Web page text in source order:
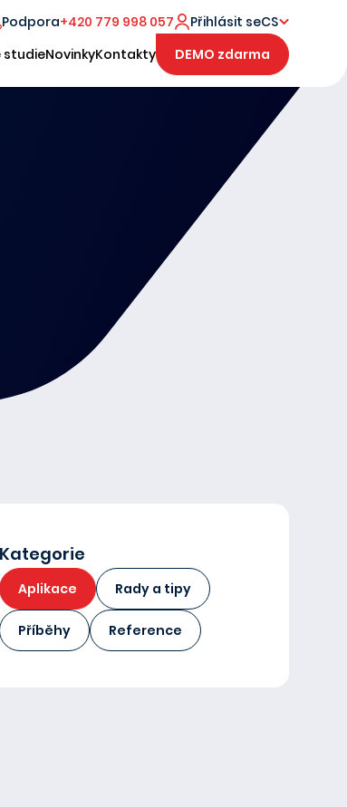
Podpora+420 779 998 057 Přihlásit seCS
studieNovinkyKontakty DEMO zdarma
Kategorie
Aplikace Rady a tipy
Příběhy Reference